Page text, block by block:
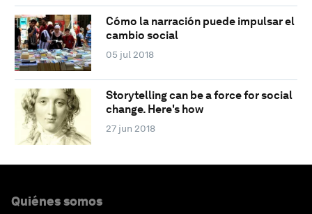
Cómo la narración puede impulsar el
cambio social
05 jul 2018
Storytelling can be a force for social
change. Here's how
27 jun 2018
Quiénes somos